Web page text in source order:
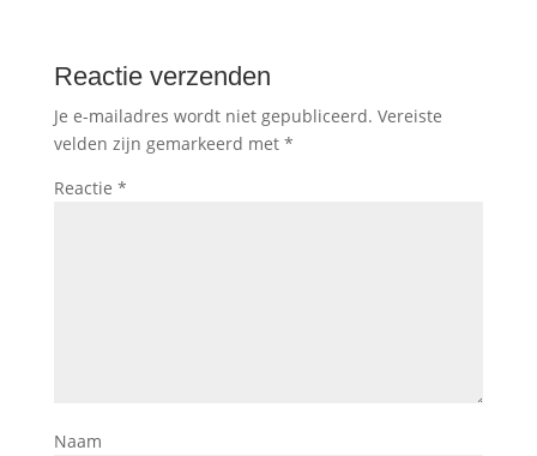
Reactie verzenden
Je e-mailadres wordt niet gepubliceerd. Vereiste
velden zijn gemarkeerd met *
Reactie *
Naam